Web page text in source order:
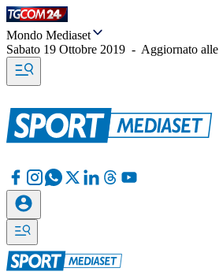
Mondo Mediaset
Sabato 19 Ottobre 2019 - Aggiornato alle